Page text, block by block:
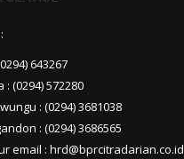
643267
(0294) 572280
: (0294) 3681038
: (0294) 3686565
email : hrd@bprcitradarian.co.id